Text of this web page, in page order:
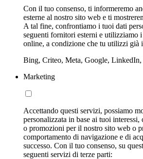
Con il tuo consenso, ti informeremo
esterne al nostro sito web e ti
A tal fine, confrontiamo i tuoi dati
seguenti fornitori esterni e utilizziamo
online, a condizione che tu utilizzi già
Bing, Criteo, Meta, Google,
Marketing
Accettando questi servizi, possiamo
personalizzata in base ai tuoi
o promozioni per il nostro sito web o
comportamento di navigazione e di
successo. Con il tuo consenso, su
seguenti servizi di terze parti: